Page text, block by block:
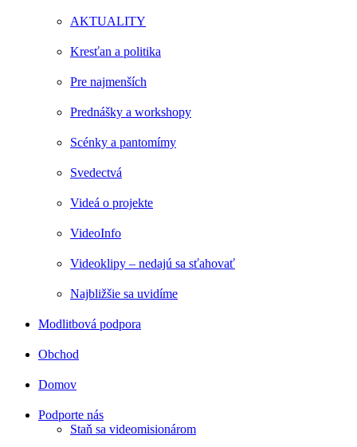
AKTUALITY
Kresťan a politika
Pre najmenších
Prednášky a workshopy
Scénky a pantomímy
Svedectvá
Videá o projekte
VideoInfo
Videoklipy – nedajú sa sťahovať
Najbližšie sa uvidíme
Modlitbová podpora
Obchod
Domov
Podporte nás
Staň sa videomisionárom